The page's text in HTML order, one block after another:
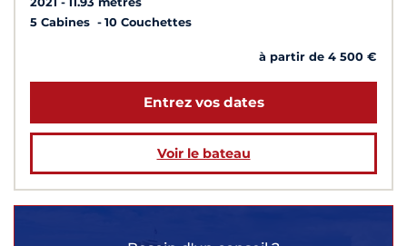
5 Cabines
10 Couchettes
à partir de 4 500 €
Entrez vos dates
Voir le bateau